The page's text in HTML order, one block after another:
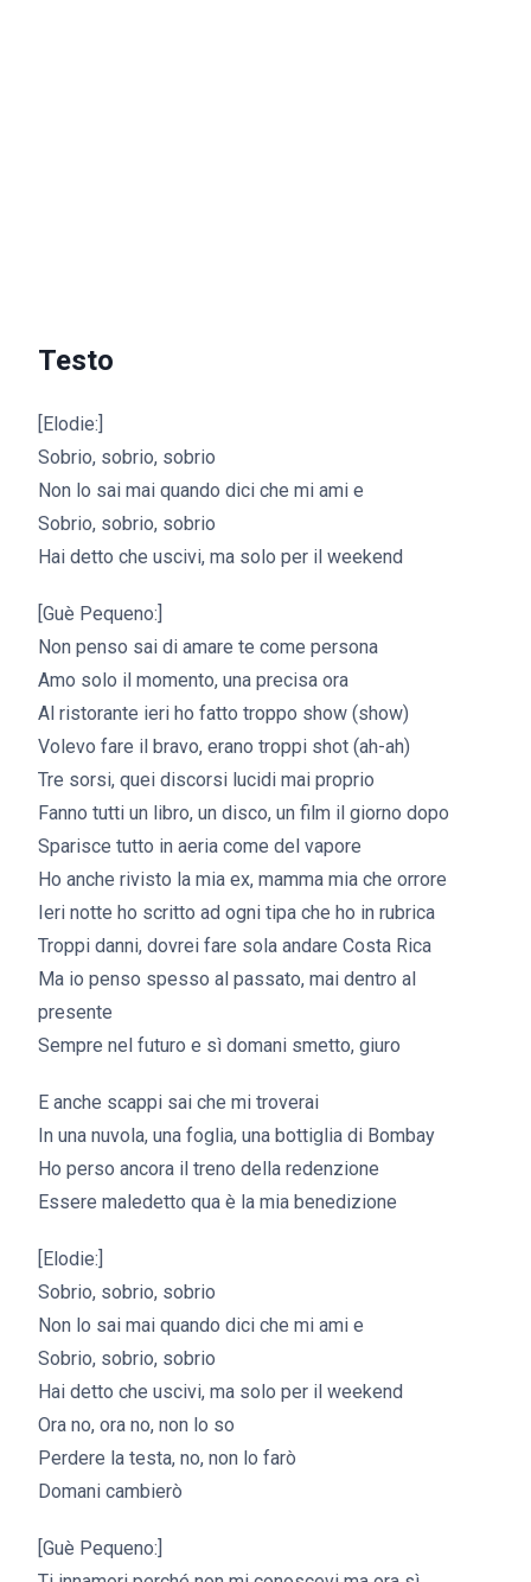
Testo
[Elodie:]
Sobrio, sobrio, sobrio
Non lo sai mai quando dici che mi ami e
Sobrio, sobrio, sobrio
Hai detto che uscivi, ma solo per il weekend
[Guè Pequeno:]
Non penso sai di amare te come persona
Amo solo il momento, una precisa ora
Al ristorante ieri ho fatto troppo show (show)
Volevo fare il bravo, erano troppi shot (ah-ah)
Tre sorsi, quei discorsi lucidi mai proprio
Fanno tutti un libro, un disco, un film il giorno dopo
Sparisce tutto in aeria come del vapore
Ho anche rivisto la mia ex, mamma mia che orrore
Ieri notte ho scritto ad ogni tipa che ho in rubrica
Troppi danni, dovrei fare sola andare Costa Rica
Ma io penso spesso al passato, mai dentro al
presente
Sempre nel futuro e sì domani smetto, giuro
E anche scappi sai che mi troverai
In una nuvola, una foglia, una bottiglia di Bombay
Ho perso ancora il treno della redenzione
Essere maledetto qua è la mia benedizione
[Elodie:]
Sobrio, sobrio, sobrio
Non lo sai mai quando dici che mi ami e
Sobrio, sobrio, sobrio
Hai detto che uscivi, ma solo per il weekend
Ora no, ora no, non lo so
Perdere la testa, no, non lo farò
Domani cambierò
[Guè Pequeno:]